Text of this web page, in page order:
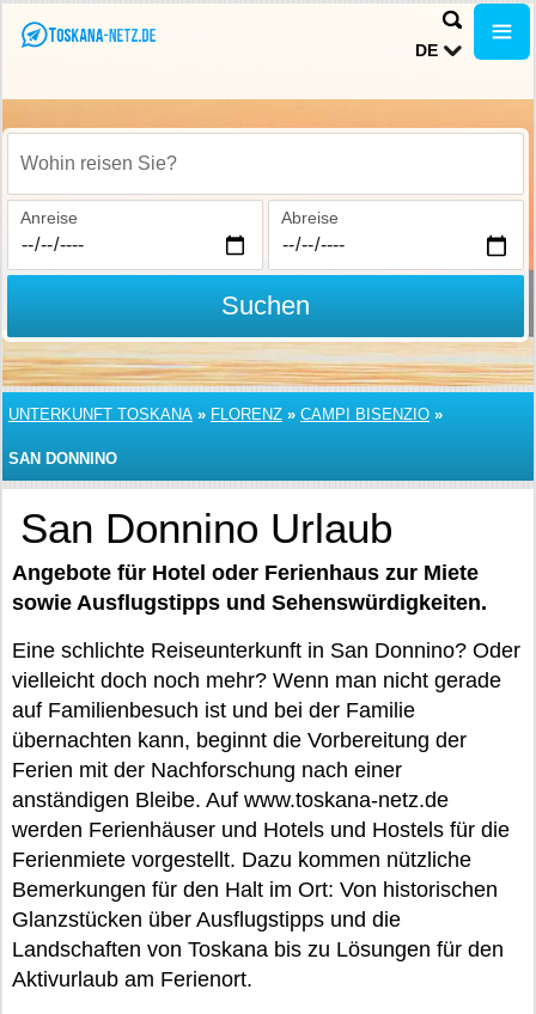
DE
Wohin reisen Sie?
Anreise Abreise
Suchen
UNTERKUNFT TOSKANA » FLORENZ » CAMPI BISENZIO »
SAN DONNINO
San Donnino Urlaub
Angebote für Hotel oder Ferienhaus zur Miete
sowie Ausflugstipps und Sehenswürdigkeiten.
Eine schlichte Reiseunterkunft in San Donnino? Oder
vielleicht doch noch mehr? Wenn man nicht gerade
auf Familienbesuch ist und bei der Familie
übernachten kann, beginnt die Vorbereitung der
Ferien mit der Nachforschung nach einer
anständigen Bleibe. Auf www.toskana-netz.de
werden Ferienhäuser und Hotels und Hostels für die
Ferienmiete vorgestellt. Dazu kommen nützliche
Bemerkungen für den Halt im Ort: Von historischen
Glanzstücken über Ausflugstipps und die
Landschaften von Toskana bis zu Lösungen für den
Aktivurlaub am Ferienort.